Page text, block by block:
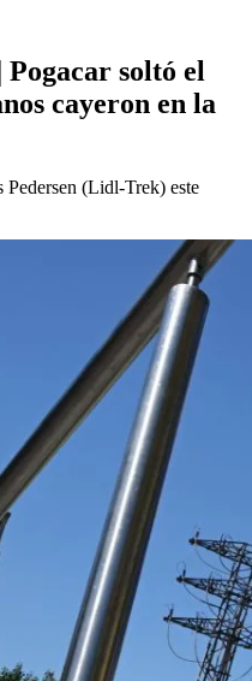
soltó el
cayeron en la
Pedersen (Lidl-Trek) este